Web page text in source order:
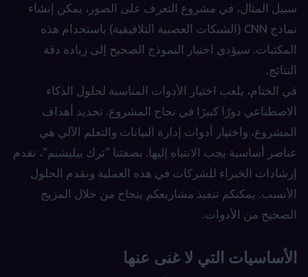
سبيل المثال، في مشروع التعرف على الصور، يمكن إنشاء
نماذج CNN (الشبكات العصبية التلافيفية) باستخدام هذه
المكتبات. سيؤدي اختيار النموذج الصحيح إلى زيادة دقة
النتائج.
في الختام، يلعب اختيار الأدوات المناسبة لحلول الذكاء
الاصطناعي دورًا كبيرًا في نجاح المشروع. تحديد أهداف
المشروع، واختيار أدوات إدارة البيانات والتعلم الآلي هي
عناصر أساسية يجب الانتباه إليها. بصفتنا "ترك بيليشيم"، نقدم
إرشادات الخبراء للشركات في هذه العملية ونقدم الحلول
الأنسب. يمكنكم تنفيذ مشاريعكم بنجاح من خلال المزيج
الصحيح من الأدوات.
الأساسيات التي لا غنى عنها